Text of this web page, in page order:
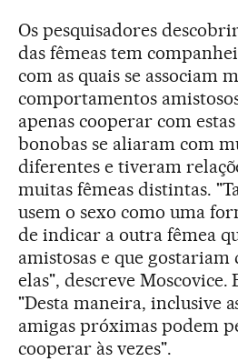
Os pesquisadores
das fêmeas tem
com as quais se associam
comportamentos
apenas cooperar com estas
bonobas se aliaram com
diferentes e tiveram
muitas fêmeas distintas.
usem o sexo como uma
de indicar a outra fêmea
amistosas e que gostariam
elas", descreve Moscovice.
"Desta maneira, inclusive
amigas próximas podem
cooperar às vezes".